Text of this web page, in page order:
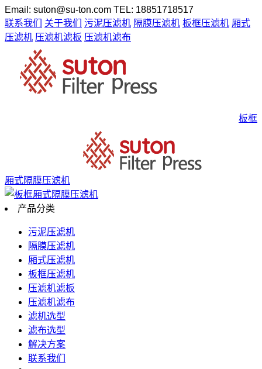
Email: suton@su-ton.com TEL: 18851718517
联系我们
关于我们 污泥压滤机 隔膜压滤机 板框压滤机 厢式
压滤机 压滤机滤板 压滤机滤布
板框
厢式隔膜压滤机
产品分类
污泥压滤机
隔膜压滤机
厢式压滤机
板框压滤机
压滤机滤板
压滤机滤布
滤机选型
滤布选型
解决方案
联系我们